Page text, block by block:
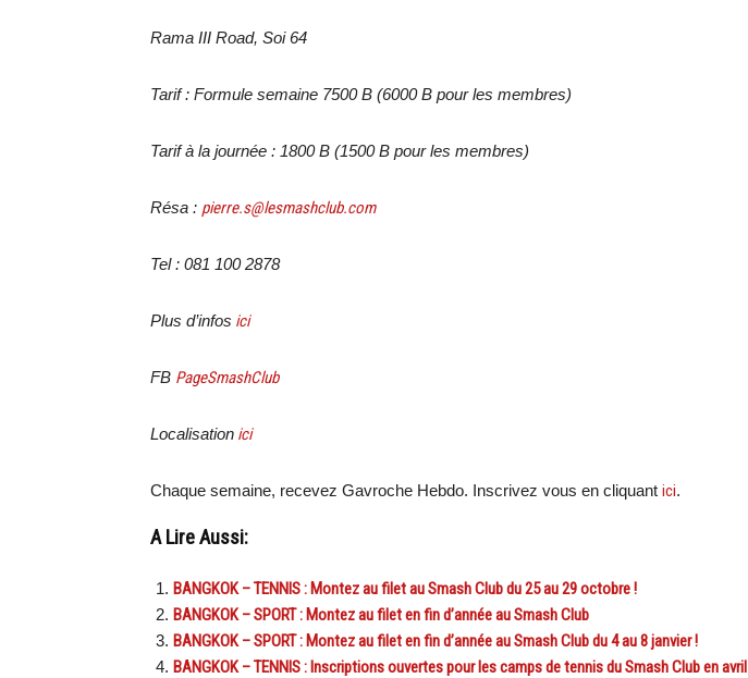
Rama III Road, Soi 64
Tarif : Formule semaine 7500 B (6000 B pour les membres)
Tarif à la journée : 1800 B (1500 B pour les membres)
Résa : pierre.s@lesmashclub.com
Tel : 081 100 2878
Plus d’infos ici
FB PageSmashClub
Localisation ici
Chaque semaine, recevez Gavroche Hebdo. Inscrivez vous en cliquant ici.
A Lire Aussi:
BANGKOK – TENNIS : Montez au filet au Smash Club du 25 au 29 octobre !
BANGKOK – SPORT : Montez au filet en fin d’année au Smash Club
BANGKOK – SPORT : Montez au filet en fin d’année au Smash Club du 4 au 8 janvier !
BANGKOK – TENNIS : Inscriptions ouvertes pour les camps de tennis du Smash Club en avril